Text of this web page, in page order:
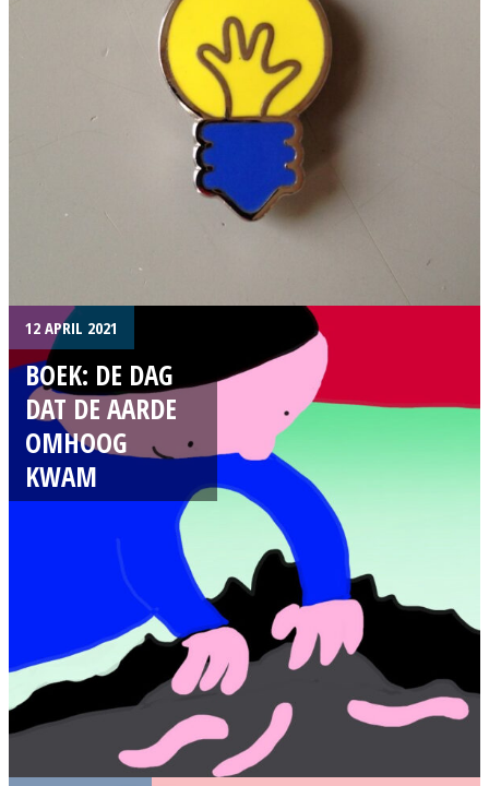
12 APRIL 2021
BOEK: DE DAG
DAT DE AARDE
OMHOOG
KWAM